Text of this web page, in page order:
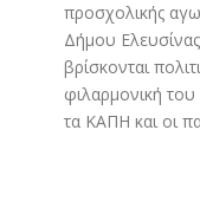
προσχολικής
Δήμου
βρίσκονται
φιλαρμονική του
τα ΚΑΠΗ και οι